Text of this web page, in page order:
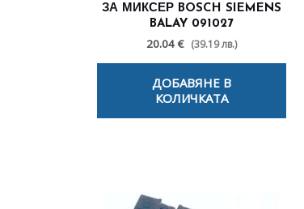
ЗА МИКСЕР BOSCH SIEMENS
BALAY 091027
20.04 € (39.19 лв.)
ДОБАВЯНЕ В
КОЛИЧКАТА